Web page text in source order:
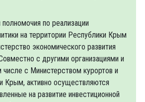
по реализации
на территории Республики Крым
экономического развития
с другими организациями и
с Министерством курортов и
Крым, активно осуществляются
на развитие инвестиционной